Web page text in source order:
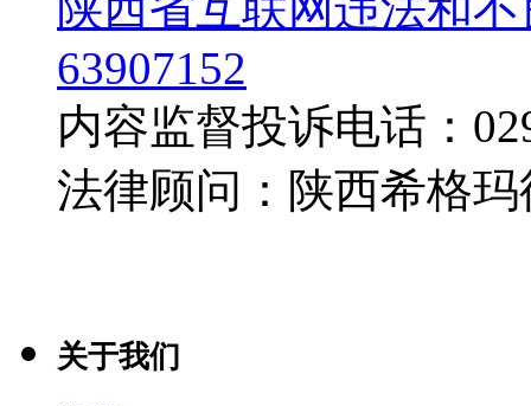
63907152
内容监督投诉电话：
法律顾问：陕西希格
关于我们